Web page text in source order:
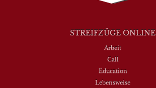
STREIFZÜGE ONLINE
Arbeit
Call
Education
Lebensweise